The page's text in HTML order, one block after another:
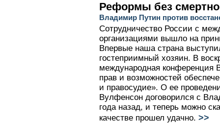
Реформы без
Владимир Путин против
Сотрудничество России с
организациями вышло на
Впервые наша страна
гостеприимный хозяин. В
международная конференция
прав и возможностей
и правосудие». О ее
Вулфенсон договорился с
года назад, и теперь можно
качестве прошел удачно. >>